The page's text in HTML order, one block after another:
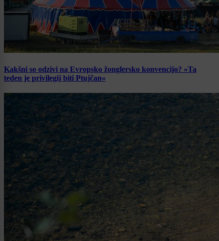
Kakšni so odzivi na Evropsko žonglersko konvencijo? »Ta
teden je privilegij biti Ptujčan«